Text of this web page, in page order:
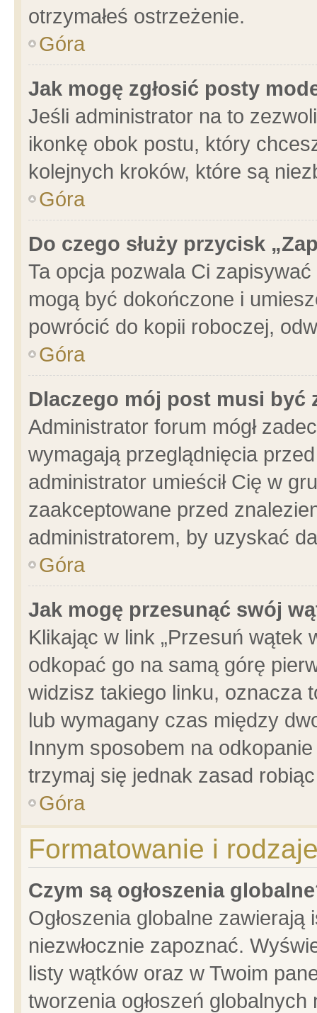
otrzymałeś ostrzeżenie.
Góra
Jak mogę zgłosić posty
Jeśli administrator na to
ikonkę obok postu, który
kolejnych kroków, które są
Góra
Do czego służy przycisk
Ta opcja pozwala Ci
mogą być dokończone i
powrócić do kopii roboczej,
Góra
Dlaczego mój post musi być
Administrator forum mógł
wymagają przeglądnięcia
administrator umieścił Cię w
zaakceptowane przed
administratorem, by uzyskać
Góra
Jak mogę przesunąć swój
Klikając w link „Przesuń wątek
odkopać go na samą górę
widzisz takiego linku, oznacza
lub wymagany czas między
Innym sposobem na
trzymaj się jednak zasad
Góra
Formatowanie i
Czym są ogłoszenia
Ogłoszenia globalne
niezwłocznie zapoznać.
listy wątków oraz w Twoim
tworzenia ogłoszeń